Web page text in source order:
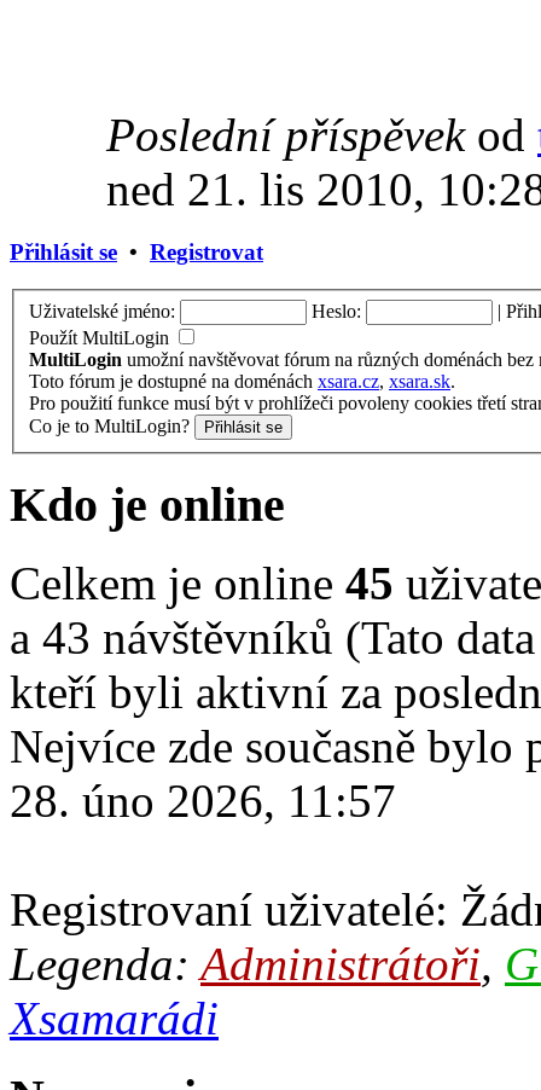
Poslední příspěvekod
ned 21. lis 2010,
Přihlásit se • Registrovat
Uživatelské jméno: Heslo: |
Použít MultiLogin
MultiLogin umožní navštěvovat fórum na různých doménách
Toto fórum je dostupné na doménách xsara.cz, xsara.sk.
Pro použití funkce musí být v prohlížeči povoleny cookies třetí
Co je to MultiLogin?
Kdo je online
Celkem je online 45
a 43 návštěvníků (Tato
kteří byli aktivní za
Nejvíce zde současně
28. úno 2026, 11:57
Registrovaní uživatelé:
Legenda:Administrátoři,
Xsamarádi